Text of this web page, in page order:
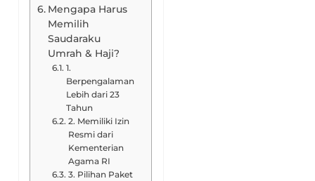
Mengapa Harus
Memilih
Saudaraku
Umrah & Haji?
1.
Berpengalaman
Lebih dari 23
Tahun
2. Memiliki Izin
Resmi dari
Kementerian
Agama RI
3. Pilihan Paket